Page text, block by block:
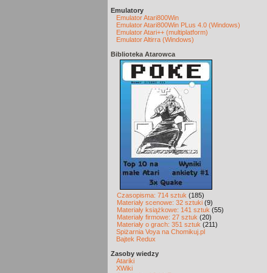
Emulatory
Emulator Atari800Win
Emulator Atari800Win PLus 4.0 (Windows)
Emulator Atari++ (multiplatform)
Emulator Altirra (Windows)
Biblioteka Atarowca
Czasopisma: 714 sztuk (185)
Materiały scenowe: 32 sztuki (9)
Materiały książkowe: 141 sztuk (55)
Materiały firmowe: 27 sztuk (20)
Materiały o grach: 351 sztuk (211)
Spiżarnia Voya na Chomikuj.pl
Bajtek Redux
Zasoby wiedzy
Atariki
XWiki